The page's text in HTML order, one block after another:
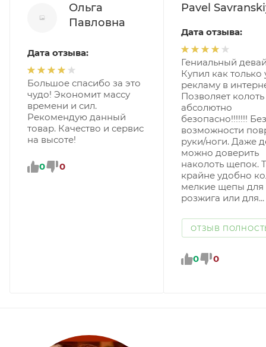
Ольга
Павловна
Дата отзыва:
Большое спасибо за это
чудо! Экономит массу
времени и сил.
Рекомендую данный
товар. Качество и сервис
на высоте!
0 0
Pavel
Дата отзыва:
Гениальный
Купил как только
рекламу в
Позволяет
абсолютно
безопасно!!!!!!! Без
возможности
руки/ноги. Даже
можно доверить
наколоть щепок.
крайне удобно
мелкие щепы для
розжига или для...
ОТЗЫВ
0 0